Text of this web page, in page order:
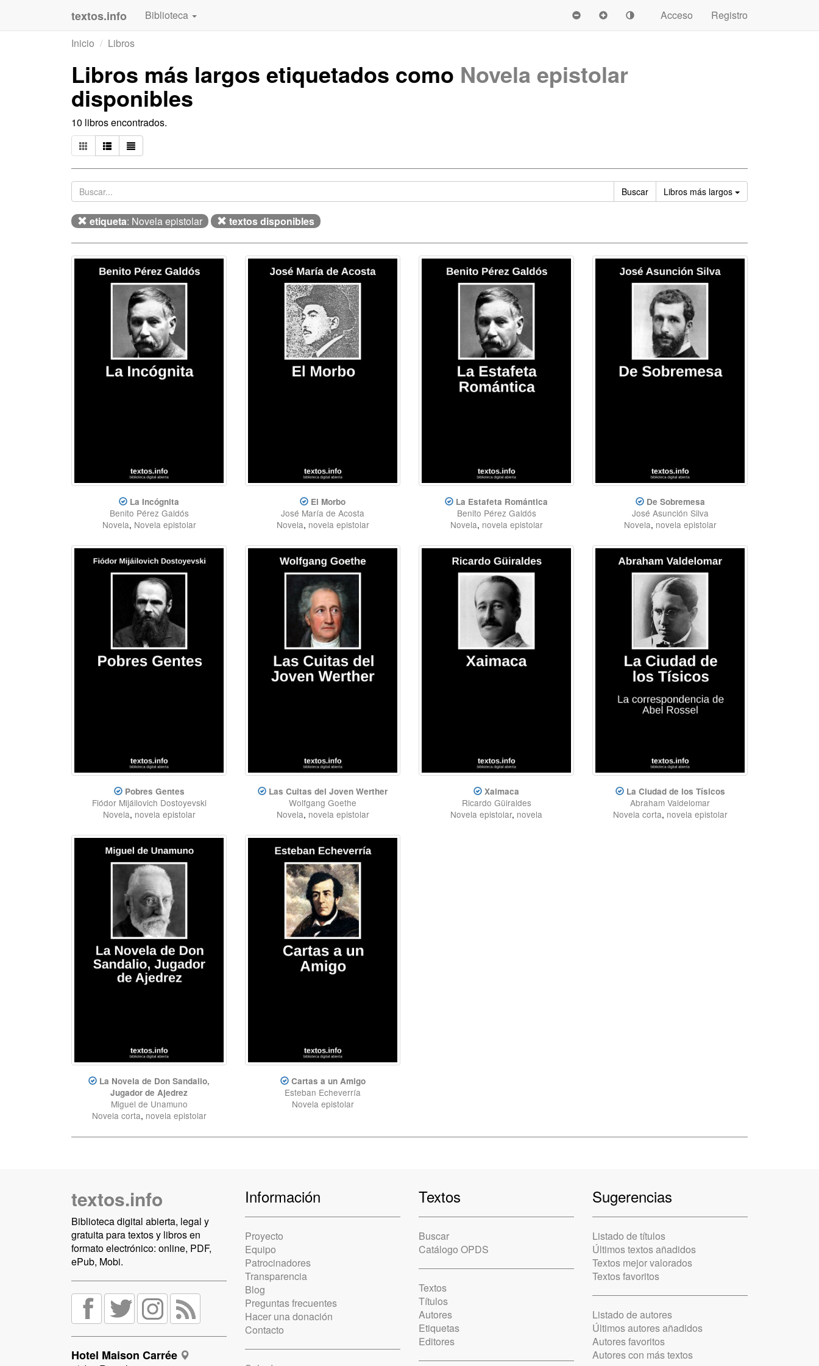
textos.info Biblioteca Acceso
Registro
Inicio
Libros
Libros más largos etiquetados como Novela epistolar
disponibles
10 libros encontrados.
Buscar Libros más largos Ordenar
etiqueta: Novela epistolar textos disponibles
La Incógnita
Benito Pérez Galdós
Novela, Novela epistolar
El Morbo
José María de Acosta
Novela, novela epistolar
La Estafeta Romántica
Benito Pérez Galdós
Novela, novela epistolar
De Sobremesa
José Asunción Silva
Novela, novela epistolar
Pobres Gentes
Fiódor Mijáilovich Dostoyevski
Novela, novela epistolar
Las Cuitas del Joven Werther
Wolfgang Goethe
Novela, novela epistolar
Xaimaca
Ricardo Güiraldes
Novela epistolar, novela
La Ciudad de los Tísicos
Abraham Valdelomar
Novela corta, novela epistolar
La Novela de Don Sandalio,
Jugador de Ajedrez
Miguel de Unamuno
Novela corta, novela epistolar
Cartas a un Amigo
Esteban Echeverría
Novela epistolar
textos.info
Biblioteca digital abierta, legal y
gratuita para textos y libros en
formato electrónico: online, PDF,
ePub, Mobi.
Hotel Maison Carrée
Información
Proyecto
Equipo
Patrocinadores
Transparencia
Blog
Preguntas frecuentes
Hacer una donación
Contacto
Textos
Buscar
Catálogo OPDS
Textos
Títulos
Autores
Etiquetas
Editores
Sugerencias
Listado de títulos
Últimos textos añadidos
Textos mejor valorados
Textos favoritos
Listado de autores
Últimos autores añadidos
Autores favoritos
Autores con más textos